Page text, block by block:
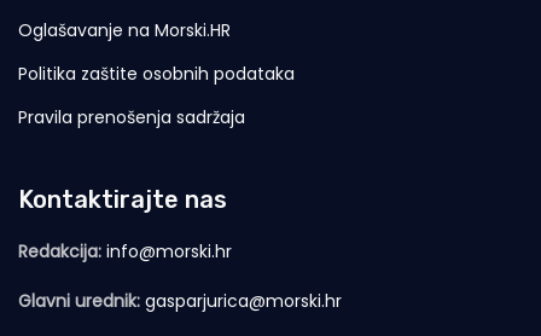
Oglašavanje na Morski.HR
Politika zaštite osobnih podataka
Pravila prenošenja sadržaja
Kontaktirajte nas
Redakcija: info@morski.hr
Glavni urednik: gasparjurica@morski.hr